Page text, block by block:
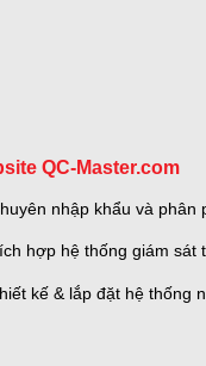
QC-Master.com
nhập khẩu và phân
hợp hệ thống giám sát
kế & lắp đặt hệ thống